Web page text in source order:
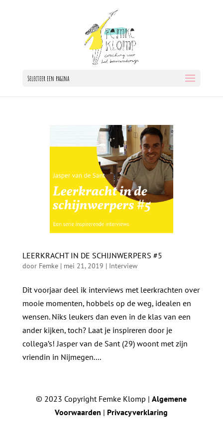
Selecteer een pagina
LEERKRACHT IN DE SCHIJNWERPERS #5
door Femke| mei 21, 2019 | Interview
Dit voorjaar deel ik interviews met leerkrachten over
mooie momenten, hobbels op de weg, idealen en
wensen. Niks leukers dan even in de klas van een
ander kijken, toch? Laat je inspireren door je
collega’s! Jasper van de Sant (29) woont met zijn
vriendin in Nijmegen....
© 2023 Copyright Femke Klomp |Algemene
Voorwaarden | Privacyverklaring